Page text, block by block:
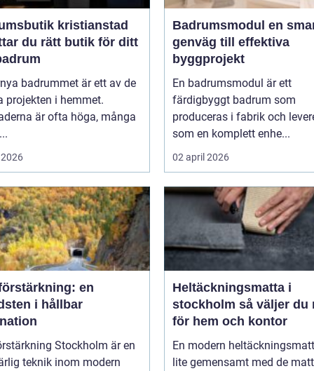
kristianstad
du rätt butik för ditt
badrummet är ett av de
projekten i hemmet.
är ofta höga, många
Badrumsmodul en smart
genväg till effektiva
byggprojekt
En badrumsmodul är ett
färdigbyggt badrum som
produceras i fabrik och
som en komplett enhe...
02 april 2026
en
i hållbar
Stockholm är en
teknik inom modern
Heltäckningsmatta i
stockholm så väljer du rätt
för hem och kontor
En modern
lite gemensamt med de